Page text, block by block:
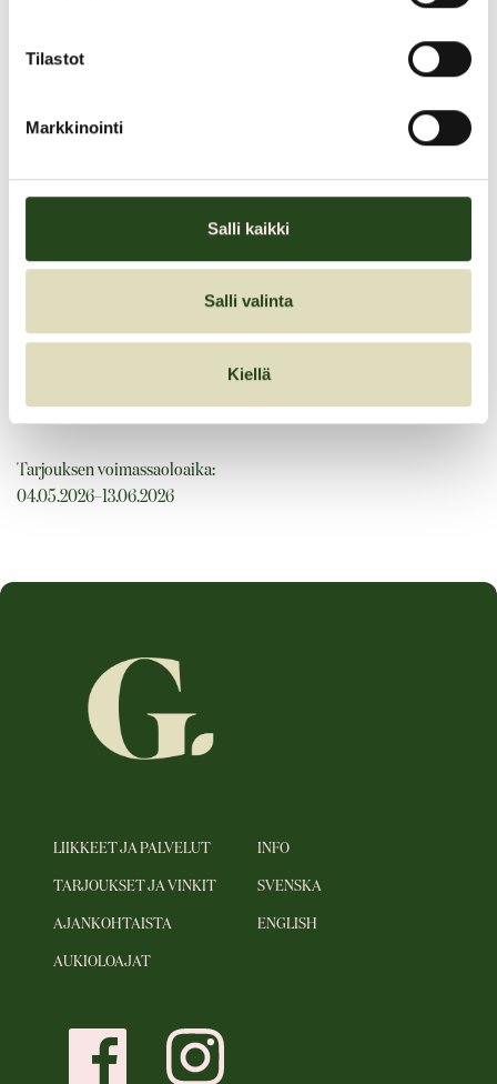
Tilastot
Markkinointi
Salli kaikki
Salli valinta
Kiellä
YO-valokuvaus
YO-valokuvaus Kannelmäen Kauppakeskus Kaaren studiossa (2.
kerros).
149 €
Tarjouksen voimassaoloaika:
04.05.2026–13.06.2026
LIIKKEET JA PALVELUT
TARJOUKSET JA VINKIT
AJANKOHTAISTA
AUKIOLOAJAT
INFO
SVENSKA
ENGLISH